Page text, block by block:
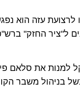
לרצועת עזה הוא
ל"ציר החזק"
למנות את סלאם
בניהול משבר